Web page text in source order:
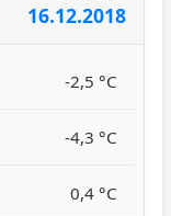
16.12.2018
-2,5 °C
-4,3 °C
0,4 °C